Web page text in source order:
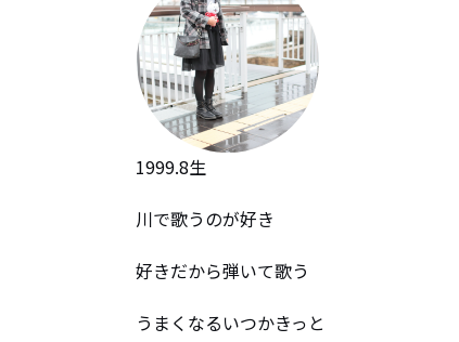
1999.8生
川で歌うのが好き
好きだから弾いて歌う
うまくなるいつかきっと